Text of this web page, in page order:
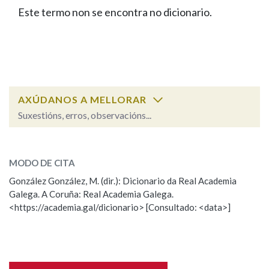
FIGURAS HOMENAXEADAS
PORTAL DAS PALABRAS
Facebook
TwitterYoutubeInstagram
Bluesky
BUSCAR NOS LEMAS
Remata por
BUSCAR NO CONTIDO
Nas definicións
Este termo non se encontra no dicionario.
AXÚDANOS A MELLORAR
Suxestións, erros, observacións...
Observación
Nome
MODO DE CITA
González González, M. (dir.): Dicionario da Real Academia
Galega. A Coruña: Real Academia Galega.
<https://academia.gal/dicionario> [Consultado: <data>]